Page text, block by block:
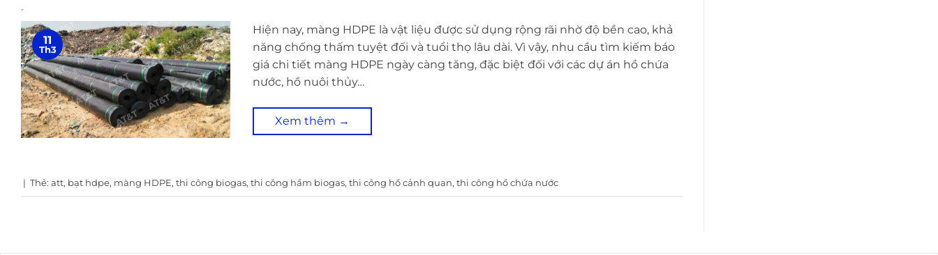
-
11
Th3
Hiện nay, màng HDPE là vật liệu được sử dụng rộng rãi nhờ độ bền cao, khả
năng chống thấm tuyệt đối và tuổi thọ lâu dài. Vì vậy, nhu cầu tìm kiếm báo
giá chi tiết màng HDPE ngày càng tăng, đặc biệt đối với các dự án hồ chứa
nước, hồ nuôi thủy…
Xem thêm →
| Thẻ: att, bạt hdpe, màng HDPE, thi công biogas, thi công hầm biogas, thi công hồ cảnh quan, thi công hồ chứa nước